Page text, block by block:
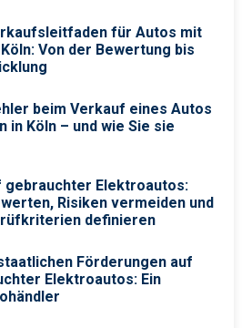
für Autos mit
Von der Bewertung bis
beim Verkauf eines Autos
in Köln – und wie Sie sie
gebrauchter Elektroautos:
Risiken vermeiden und
definieren
Förderungen auf
Elektroautos: Ein